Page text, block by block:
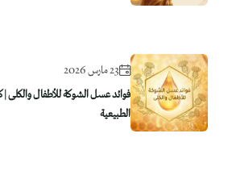
23 مارس 2026
فوائد عسل الشوكة للأطفال والكلى |
الطبيعية